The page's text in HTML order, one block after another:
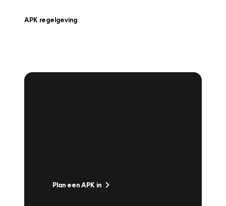
APK regelgeving
Plan een APK in